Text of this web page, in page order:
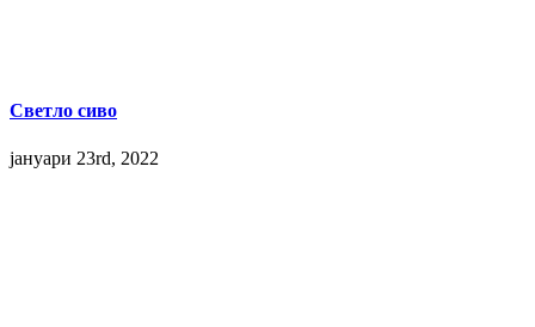
Светло сиво
јануари 23rd, 2022